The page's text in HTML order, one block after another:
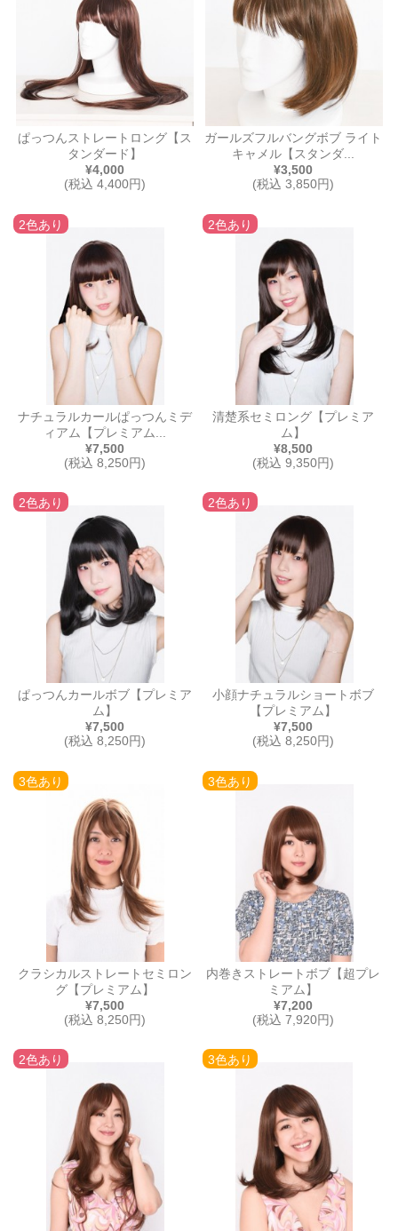
ぱっつんストレートロング【ス
タンダード】
¥4,000
(税込 4,400円)
ガールズフルバングボブ ライト
キャメル【スタンダ...
¥3,500
(税込 3,850円)
2色あり
ナチュラルカールぱっつんミデ
ィアム【プレミアム...
¥7,500
(税込 8,250円)
2色あり
清楚系セミロング【プレミア
ム】
¥8,500
(税込 9,350円)
2色あり
ぱっつんカールボブ【プレミア
ム】
¥7,500
(税込 8,250円)
2色あり
小顔ナチュラルショートボブ
【プレミアム】
¥7,500
(税込 8,250円)
3色あり
クラシカルストレートセミロン
グ【プレミアム】
¥7,500
(税込 8,250円)
3色あり
内巻きストレートボブ【超プレ
ミアム】
¥7,200
(税込 7,920円)
2色あり 3色あり